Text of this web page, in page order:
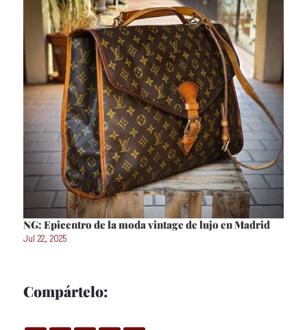
NG: Epicentro de la moda vintage de lujo en Madrid
Jul 22, 2025
Compártelo: